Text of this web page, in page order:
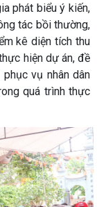
phát biểu ý kiến,
tác bồi thường,
kê diện tích thu
hiện dự án, đề
vụ nhân dân
quá trình thực